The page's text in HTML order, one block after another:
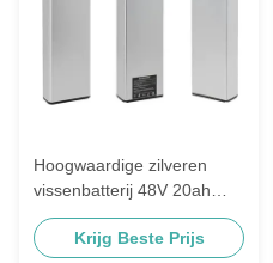
Hoogwaardige zilveren
vissenbatterij 48V 20ah
Lithium Ion E-Bike batterij
voor 1000W elektrische
Krijg Beste Prijs